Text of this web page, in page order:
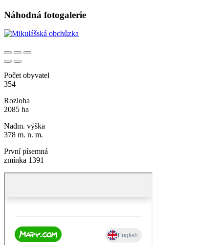
Náhodná fotogalerie
Počet obyvatel
354
Rozloha
2085 ha
Nadm. výška
378 m. n. m.
První písemná
zmínka 1391